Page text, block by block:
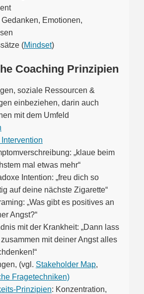
Emotionen,
(Mindset)
Coaching Prinzipien
soziale Ressourcen &
einbeziehen, darin auch
mit dem Umfeld
„klaue beim
mal etwas mehr“
Intention: „freu dich so
auf deine nächste Zigarette“
„Was gibt es positives an
Angst?“
mit der Krankheit: „Dann lass
mit deiner Angst alles
(vgl. Stakeholder Map,
Fragetechniken)
Prinzipien: Konzentration,